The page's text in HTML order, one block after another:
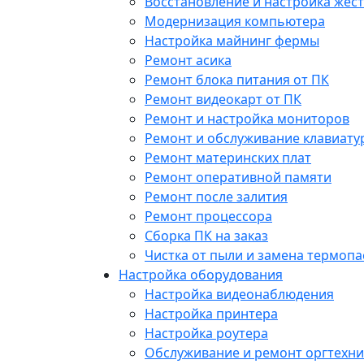
Модернизация компьютера
Настройка майнинг фермы
Ремонт асика
Ремонт блока питания от ПК
Ремонт видеокарт от ПК
Ремонт и настройка мониторов
Ремонт и обслуживание
Ремонт материнских плат
Ремонт оперативной памяти
Ремонт после залития
Ремонт процессора
Сборка ПК на заказ
Чистка от пыли и замена
Настройка оборудования
Настройка видеонаблюдения
Настройка принтера
Настройка роутера
Обслуживание и ремонт